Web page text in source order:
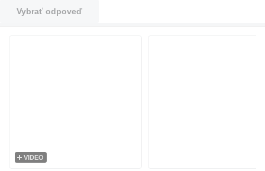
Vybrať odpoveď
VIDEO